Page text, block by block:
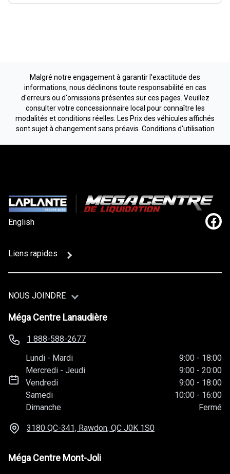
Malgré notre engagement à garantir l'exactitude des
informations, nous déclinons toute responsabilité en cas
d'erreurs ou d'omissions présentes sur ces pages. Veuillez
consulter votre concessionnaire local pour connaître les
modalités et conditions réelles. Les Prix des véhicules affichés
sont sujet à changement sans préavis. Conditions d'utilisation
English
Liens rapides
NOUS JOINDRE
Méga Centre Lanaudière
1 888-588-2677
Lundi - Mardi 9:00 - 18:00
Mercredi -Jeudi 9:00 - 20:00
Vendredi
9:00 - 18:00
Samedi
10:00 - 16:00
Dimanche
Fermé
3180 QC-341, Rawdon, QC J0K 1S0
Méga Centre Mont-Joli